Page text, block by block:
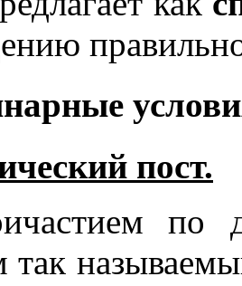
пост.
по
так